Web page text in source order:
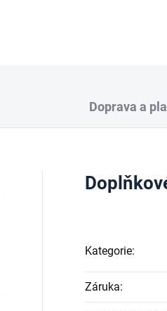
Doprava a
Kategorie:
Záruka: